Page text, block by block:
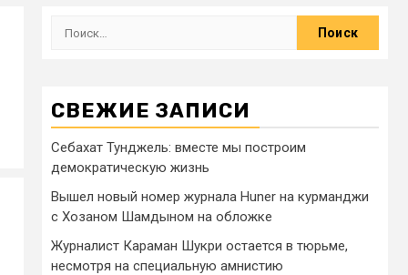
СВЕЖИЕ ЗАПИСИ
Себахат Тунджель: вместе мы построим
демократическую жизнь
Вышел новый номер журнала Huner на курманджи
с Хозаном Шамдыном на обложке
Журналист Караман Шукри остается в тюрьме,
несмотря на специальную амнистию